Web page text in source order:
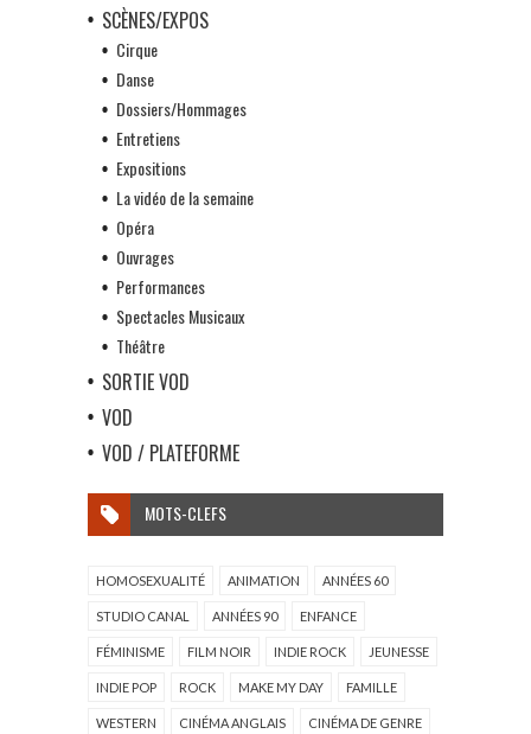
SCÈNES/EXPOS
Cirque
Danse
Dossiers/Hommages
Entretiens
Expositions
La vidéo de la semaine
Opéra
Ouvrages
Performances
Spectacles Musicaux
Théâtre
SORTIE VOD
VOD
VOD / PLATEFORME
MOTS-CLEFS
HOMOSEXUALITÉ ANIMATION ANNÉES 60
STUDIO CANAL ANNÉES 90 ENFANCE
FÉMINISME FILM NOIR INDIE ROCK JEUNESSE
INDIE POP ROCK MAKE MY DAY FAMILLE
WESTERN CINÉMA ANGLAIS CINÉMA DE GENRE